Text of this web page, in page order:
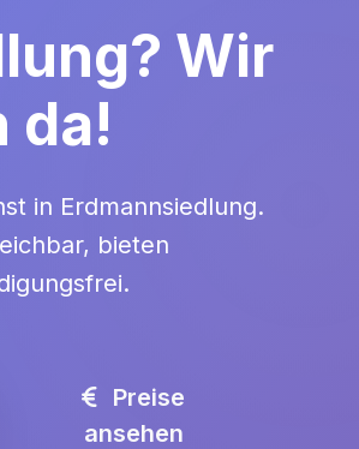
Wir
da!
in Erdmannsiedlung.
bieten
Preise
ansehen